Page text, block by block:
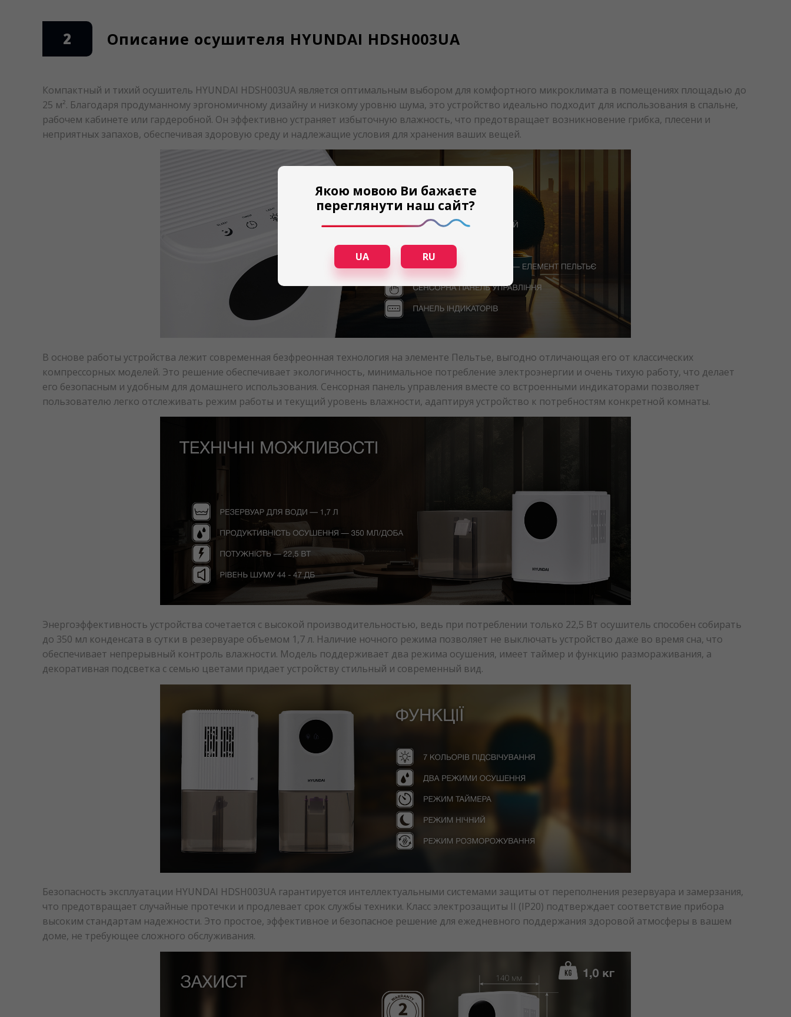
2 Описание осушителя HYUNDAI HDSH003UA
Компактный и тихий осушитель HYUNDAI HDSH003UA является оптимальным выбором для комфортного микроклимата в помещениях площадью до
25 м². Благодаря продуманному эргономичному дизайну и низкому уровню шума, это устройство идеально подходит для использования в спальне,
рабочем кабинете или гардеробной. Он эффективно устраняет избыточную влажность, что предотвращает возникновение грибка, плесени и
неприятных запахов, обеспечивая здоровую среду и надлежащие условия для хранения ваших вещей.
В основе работы устройства лежит современная безфреонная технология на элементе Пельтье, выгодно отличающая его от классических
компрессорных моделей. Это решение обеспечивает экологичность, минимальное потребление электроэнергии и очень тихую работу, что делает
его безопасным и удобным для домашнего использования. Сенсорная панель управления вместе со встроенными индикаторами позволяет
пользователю легко отслеживать режим работы и текущий уровень влажности, адаптируя устройство к потребностям конкретной комнаты.
Энергоэффективность устройства сочетается с высокой производительностью, ведь при потреблении только 22,5 Вт осушитель способен собирать
до 350 мл конденсата в сутки в резервуаре объемом 1,7 л. Наличие ночного режима позволяет не выключать устройство даже во время сна, что
обеспечивает непрерывный контроль влажности. Модель поддерживает два режима осушения, имеет таймер и функцию размораживания, а
декоративная подсветка с семью цветами придает устройству стильный и современный вид.
Безопасность эксплуатации HYUNDAI HDSH003UA гарантируется интеллектуальными системами защиты от переполнения резервуара и замерзания,
что предотвращает случайные протечки и продлевает срок службы техники. Класс электрозащиты II (IP20) подтверждает соответствие прибора
высоким стандартам надежности. Это простое, эффективное и безопасное решение для ежедневного поддержания здоровой атмосферы в вашем
доме, не требующее сложного обслуживания.
Якою мовою Ви бажаєте
переглянути наш сайт?
UA RU